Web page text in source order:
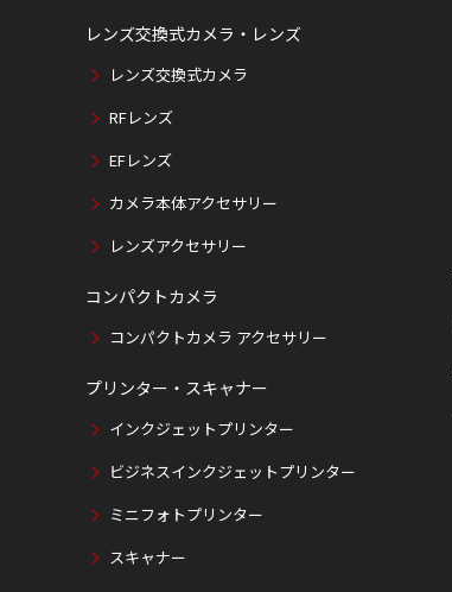
レンズ交換式カメラ・レンズ
レンズ交換式カメラ
RFレンズ
EFレンズ
カメラ本体アクセサリー
レンズアクセサリー
コンパクトカメラ
コンパクトカメラ アクセサリー
プリンター・スキャナー
インクジェットプリンター
ビジネスインクジェットプリンター
ミニフォトプリンター
スキャナー